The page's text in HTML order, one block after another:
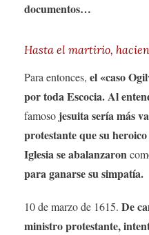
documentos…
Hasta el martirio,
Para entonces, el «caso
por toda Escocia. Al
famoso jesuita sería más
protestante que su
Iglesia se abalanzaron
para ganarse su simpatía.
10 de marzo de 1615. De
ministro protestante,